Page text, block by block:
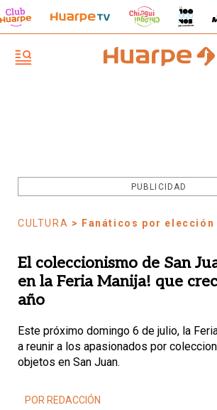
PUBLICIDAD
CULTURA > Fanáticos por elección
El coleccionismo de San
en la Feria Manija! que
año
Este próximo domingo 6 de julio, la
a reunir a los apasionados por
objetos en San Juan.
POR REDACCIÓN